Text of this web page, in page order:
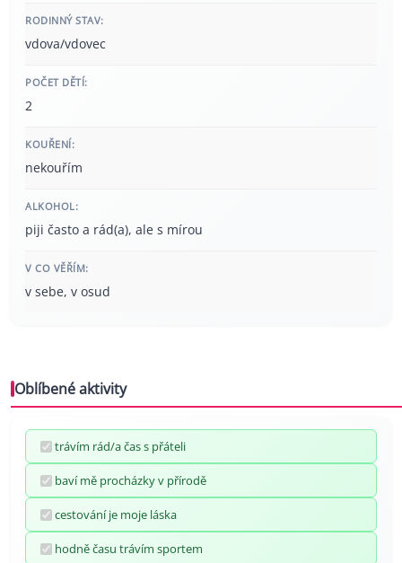
RODINNÝ STAV:
vdova/vdovec
POČET DĚTÍ:
2
KOUŘENÍ:
nekouřím
ALKOHOL:
piji často a rád(a), ale s mírou
V CO VĚŘÍM:
v sebe, v osud
Oblíbené aktivity
trávím rád/a čas s přáteli
baví mě procházky v přírodě
cestování je moje láska
hodně času trávím sportem